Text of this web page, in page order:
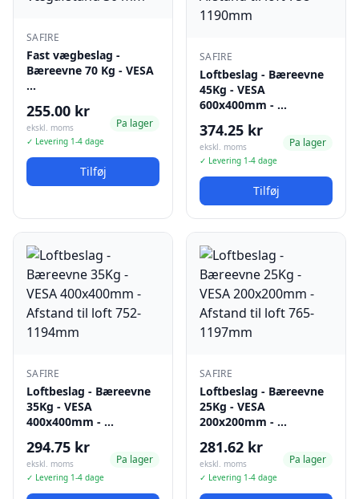
SAFIRE
Fast vægbeslag -
Bæreevne 70 Kg - VESA
…
255.00 kr
ekskl. moms
✓ Levering 1-4 dage
Pa lager
Tilføj
SAFIRE
Loftbeslag - Bæreevne
45Kg - VESA
600x400mm - …
374.25 kr
ekskl. moms
✓ Levering 1-4 dage
Pa lager
Tilføj
SAFIRE
Loftbeslag - Bæreevne
35Kg - VESA
400x400mm - …
294.75 kr
ekskl. moms
✓ Levering 1-4 dage
Pa lager
SAFIRE
Loftbeslag - Bæreevne
25Kg - VESA
200x200mm - …
281.62 kr
ekskl. moms
✓ Levering 1-4 dage
Pa lager